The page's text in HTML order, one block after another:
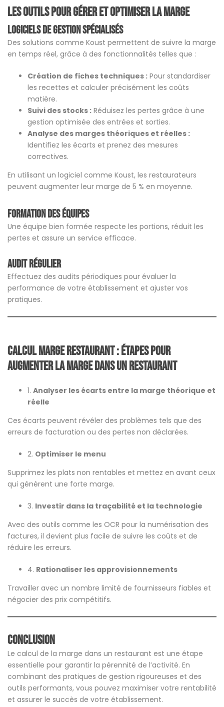
Les outils pour gérer et optimiser la marge
Logiciels de gestion spécialisés
Des solutions comme Koust permettent de suivre la marge
en temps réel, grâce à des fonctionnalités telles que :
Création de fiches techniques : Pour standardiser
les recettes et calculer précisément les coûts
matière.
Suivi des stocks : Réduisez les pertes grâce à une
gestion optimisée des entrées et sorties.
Analyse des marges théoriques et réelles :
Identifiez les écarts et prenez des mesures
correctives.
En utilisant un logiciel comme Koust, les restaurateurs
peuvent augmenter leur marge de 5 % en moyenne​​.
Formation des équipes
Une équipe bien formée respecte les portions, réduit les
pertes et assure un service efficace.
Audit régulier
Effectuez des audits périodiques pour évaluer la
performance de votre établissement et ajuster vos
pratiques.
calcul marge restaurant :Étapes pour
augmenter la marge dans un restaurant
1. Analyser les écarts entre la marge théorique et
réelle
Ces écarts peuvent révéler des problèmes tels que des
erreurs de facturation ou des pertes non déclarées.
2. Optimiser le menu
Supprimez les plats non rentables et mettez en avant ceux
qui génèrent une forte marge.
3. Investir dans la traçabilité et la technologie
Avec des outils comme les OCR pour la numérisation des
factures, il devient plus facile de suivre les coûts et de
réduire les erreurs​.
4. Rationaliser les approvisionnements
Travailler avec un nombre limité de fournisseurs fiables et
négocier des prix compétitifs.
Conclusion
Le calcul de la marge dans un restaurant est une étape
essentielle pour garantir la pérennité de l’activité. En
combinant des pratiques de gestion rigoureuses et des
outils performants, vous pouvez maximiser votre rentabilité
et assurer le succès de votre établissement.